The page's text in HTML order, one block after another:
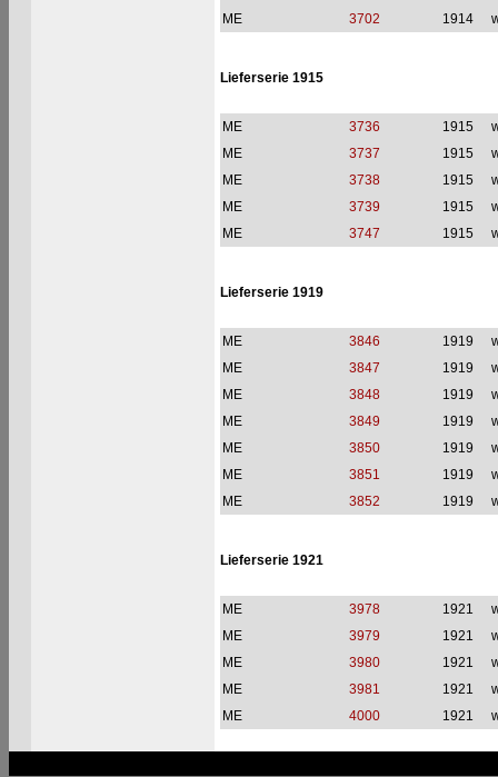
ME
3702 1914
Lieferserie 1915
ME 3736 1915
ME
3737 1915
ME
3738 1915
ME
3739 1915
ME
3747 1915
Lieferserie 1919
ME 3846 1919
ME
3847 1919
ME
3848 1919
ME
3849 1919
ME
3850 1919
ME
3851 1919
ME
3852 1919
Lieferserie 1921
ME 3978 1921
ME
3979 1921
ME
3980 1921
ME
3981 1921
ME
4000 1921